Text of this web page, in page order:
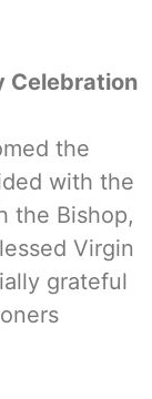
Celebration
the
with the
the Bishop,
Virgin
grateful